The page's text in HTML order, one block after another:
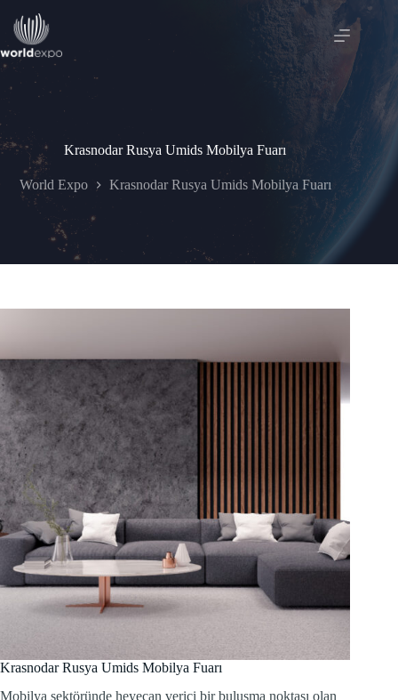
content
Krasnodar Rusya Umids Mobilya Fuarı
World Expo Krasnodar Rusya Umids Mobilya Fuarı
Krasnodar Rusya Umids Mobilya Fuarı
Mobilya sektöründe heyecan verici bir buluşma noktası olan